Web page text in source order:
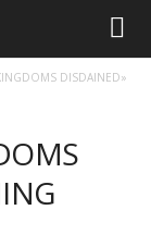
DISDAINED»